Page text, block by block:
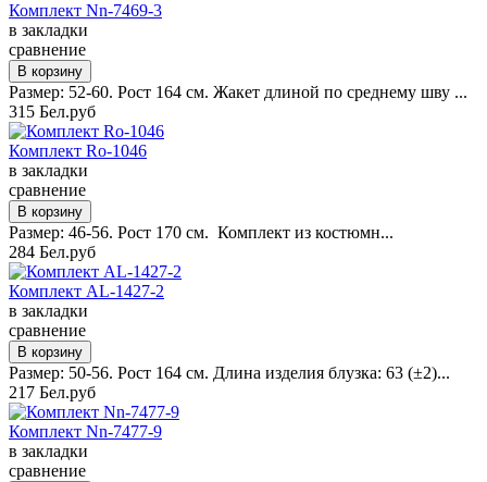
Комплект Nn-7469-3
в закладки
сравнение
Размер: 52-60. Рост 164 см. Жакет длиной по среднему шву ...
315 Бел.руб
Комплект Ro-1046
в закладки
сравнение
Размер: 46-56. Рост 170 см. Комплект из костюмн...
284 Бел.руб
Комплект AL-1427-2
в закладки
сравнение
Размер: 50-56. Рост 164 см. Длина изделия блузка: 63 (±2)...
217 Бел.руб
Комплект Nn-7477-9
в закладки
сравнение